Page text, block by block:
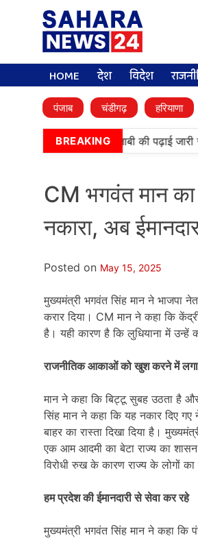
HOME देश विदेश
पंजाब चंडीगढ़ हरियाणा
BREAKING
आर्मी पब्लिक स्कूलों में पंजाबी की पढ़ाई
CM भगवंत मान का
नकारा, अब
Posted on May 15, 2025
मुख्यमंत्री भगवंत सिंह मान ने भाजपा
करार दिया। CM मान ने कहा कि
है। यही कारण है कि लुधियाना में उन्हें
राजनीतिक आकाओं को खुश करने में लगा
मान ने कहा कि बिट्टू सुबह उठता है
सिंह मान ने कहा कि यह नकार दिए
बाहर का रास्ता दिखा दिया है।
एक आम आदमी का बेटा राज्य का शासन
विरोधी रुख के कारण राज्य के लोगों
हम प्रदेश की ईमानदारी से सेवा कर रहे
मुख्यमंत्री भगवंत सिंह मान ने कहा कि